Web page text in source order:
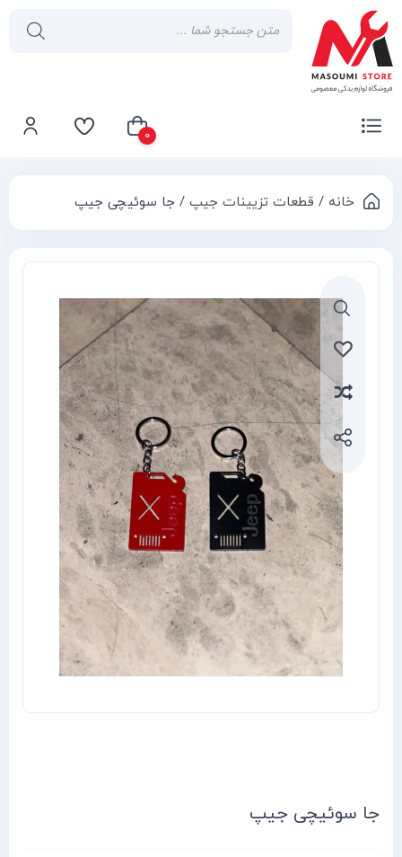
0
سبد خرید شما خالی است خانه / قطعات تزیینات جیپ / جا سوئیچی جیپ
جا سوئیچی جیپ